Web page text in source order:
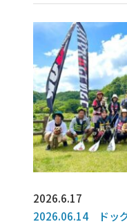
2026.6.17
2026.06.14 ドッ